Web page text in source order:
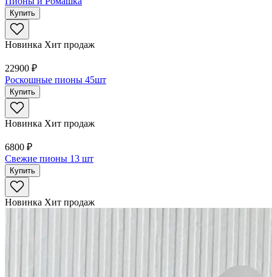
Купить
Новинка Хит продаж
22900 ₽
Роскошные пионы 45шт
Купить
Новинка Хит продаж
6800 ₽
Свежие пионы 13 шт
Купить
Новинка Хит продаж